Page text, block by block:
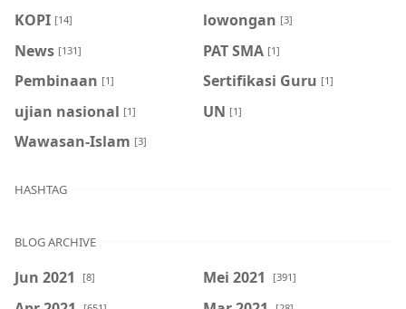
KOPI [14] lowongan [3]
News [131] PAT SMA [1]
Pembinaan [1] Sertifikasi Guru [1]
ujian nasional [1] UN [1]
Wawasan-Islam [3]
HASHTAG
BLOG ARCHIVE
Jun 2021 [8] Mei 2021 [391]